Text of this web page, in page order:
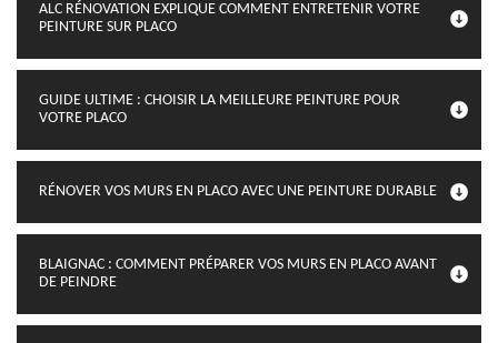
ALC RÉNOVATION EXPLIQUE COMMENT ENTRETENIR VOTRE
PEINTURE SUR PLACO
GUIDE ULTIME : CHOISIR LA MEILLEURE PEINTURE POUR
VOTRE PLACO
RÉNOVER VOS MURS EN PLACO AVEC UNE PEINTURE DURABLE
BLAIGNAC : COMMENT PRÉPARER VOS MURS EN PLACO AVANT
DE PEINDRE